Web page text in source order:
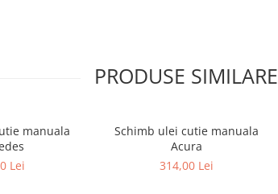
PRODUSE SIMILARE
manuala
Lei
Schimb ulei cutie manuala
Acura
314,00 Lei